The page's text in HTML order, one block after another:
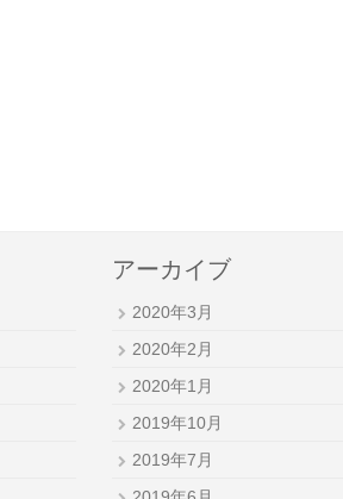
アーカイブ
2020年3月
2020年2月
2020年1月
2019年10月
2019年7月